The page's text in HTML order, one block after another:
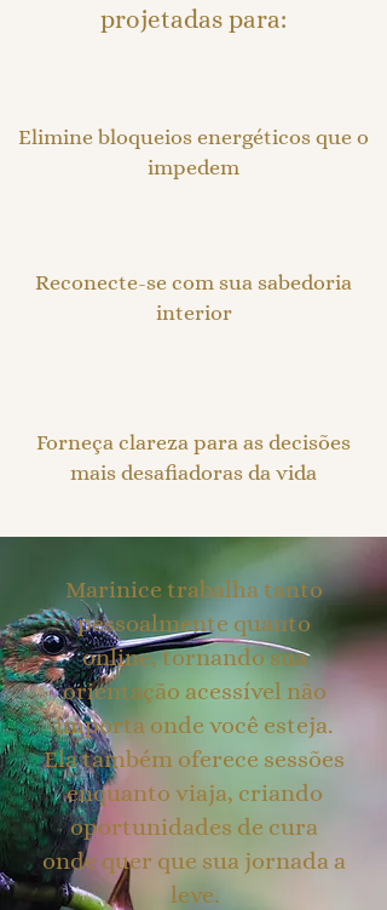
projetadas para:
Elimine bloqueios energéticos que o
impedem
Reconecte-se com sua sabedoria
interior
Forneça clareza para as decisões
mais desafiadoras da vida
Marinice trabalha tanto
pessoalmente quanto
online, tornando sua
orientação acessível não
importa onde você esteja.
Ela também oferece sessões
enquanto viaja, criando
oportunidades de cura
onde quer que sua jornada a
leve.